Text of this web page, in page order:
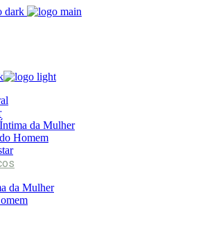
da Mulher
Homem
da Mulher